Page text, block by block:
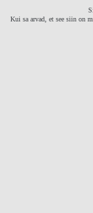
Kui sa arvad, et see siin on